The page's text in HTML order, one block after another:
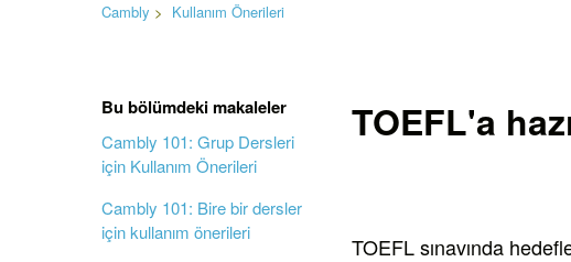
Cambly Kullanım Önerileri
Bu bölümdeki makaleler
Cambly 101: Grup Dersleri
için Kullanım Önerileri
Cambly 101: Bire bir dersler
için kullanım önerileri
TOEFL'a
TOEFL sınavında